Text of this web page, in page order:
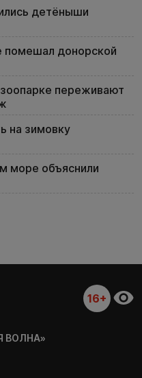
детёныши
помешал донорской
переживают
на зимовку
море объяснили
16+
ВОЛНА»